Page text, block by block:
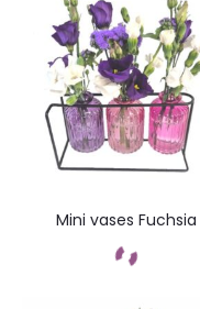
Mini vases Fuchsia